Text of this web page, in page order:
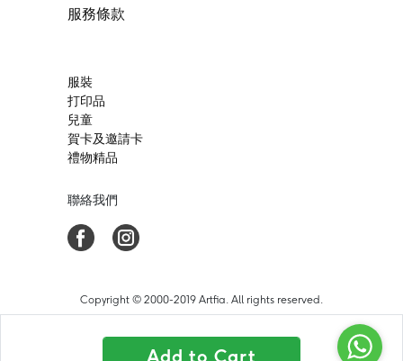
Add to Cart
服務條款
服裝
打印品
兒童
賀卡及邀請卡
禮物精品
聯絡我們
Copyright © 2000-2019 Artfia. All rights reserved.